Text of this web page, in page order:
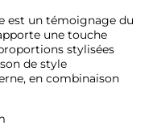
est un témoignage du
une touche
stylisées
de style
en combinaison